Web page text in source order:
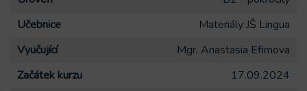
Učebnice
Materiály JŠ Lingua
Vyučující
Mgr. Anastasia Efimova
Začátek kurzu
17.09.2024